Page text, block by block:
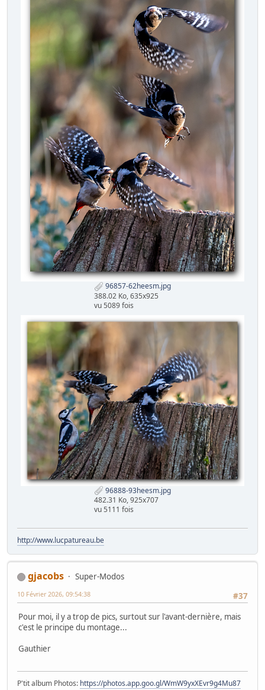
96857-62heesm.jpg
388.02 Ko, 635x925
vu 5089 fois
96888-93heesm.jpg
482.31 Ko, 925x707
vu 5111 fois
http://www.lucpatureau.be
gjacobs
Super-Modos
#37
10 Février 2026, 09:54:38
Pour moi, il y a trop de pics, surtout sur l'avant-dernière, mais
c'est le principe du montage...
Gauthier
P'tit album Photos: https://photos.app.goo.gl/WmW9yxXEvr9g4Mu87